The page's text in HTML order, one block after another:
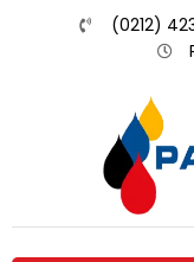
(0212)